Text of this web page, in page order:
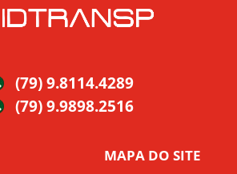
(79) 9.8114.4289
(79) 9.9898.2516
MAPA DO SITE